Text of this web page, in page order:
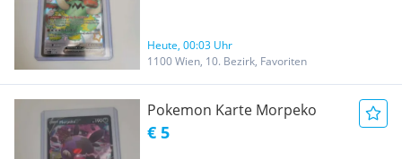
Heute, 00:03 Uhr
1100 Wien, 10. Bezirk, Favoriten
Pokemon Karte Morpeko
€ 5